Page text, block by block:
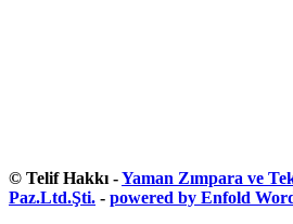
© Telif Hakkı -Yaman Zımpara ve
Paz.Ltd.Şti. - powered by Enfold